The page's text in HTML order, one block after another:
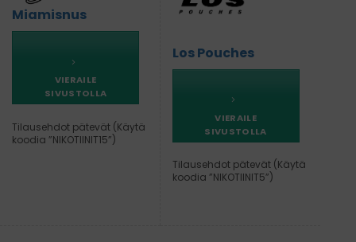
Miamisnus
VIERAILE
SIVUSTOLLA
Tilausehdot pätevät (Käytä
koodia ”NIKOTIINIT15”)
Los Pouches
VIERAILE
SIVUSTOLLA
Tilausehdot pätevät (Käytä
koodia ”NIKOTIINIT5”)